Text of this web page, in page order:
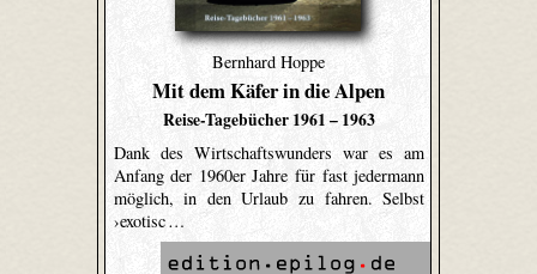
Bernhard Hoppe
Mit dem Käfer in die Alpen
Reise-Tagebücher 1961 – 1963
Dank des Wirtschaftswunders war es am
Anfang der 1960er Jahre für fast jedermann
möglich, in den Urlaub zu fahren. Selbst
›exotisc …